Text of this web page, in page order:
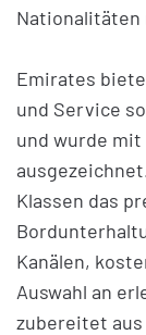
Emirates
und Service
und wurde
Klassen das
Kanälen,
Auswahl an
zubereitet